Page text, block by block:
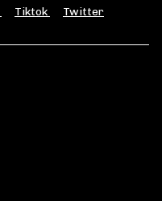
Tiktok Twitter